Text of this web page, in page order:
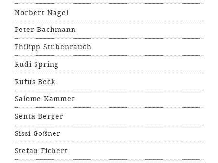
Norbert Nagel
Peter Bachmann
Philipp Stubenrauch
Rudi Spring
Rufus Beck
Salome Kammer
Senta Berger
Sissi Goßner
Stefan Fichert